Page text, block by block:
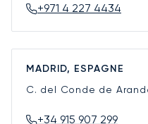
+971 4 227 4434
MADRID, ESPAGNE
C. del Conde de
+34 915 907 299